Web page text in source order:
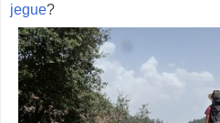
jegue?